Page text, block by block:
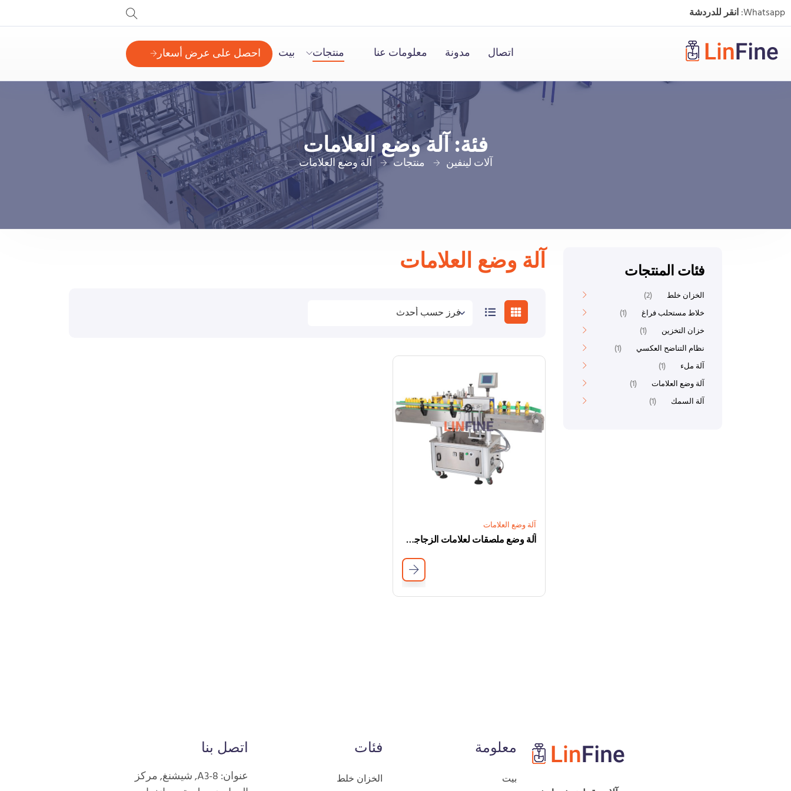
Whatsapp: انقر للدردشة
بيت منتجات معلومات عنا مدونة اتصال احصل على عرض أسعار
فئة:آلة وضع العلاماتآلات لينفين منتجات آلة وضع العلامات
آلة وضع العلامات
آلة وضع العلامات
آلة وضع ملصقات لعلامات الزجاجة التلقائية لزجاجة الزجاجة
فئات المنتجات
الخزان خلط
2
خلاط مستحلب فراغ
1
خزان التخزين
1
نظام التناضح العكسي
1
آلة ملء
1
آلة وضع العلامات
1
آلة السمك
1
معلومة
بيت
فئات
الخزان خلط
اتصل بنا
عنوان: A3-8, شيشنغ, مركز